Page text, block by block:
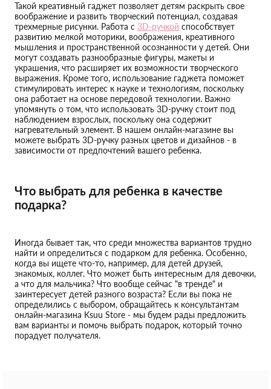
Такой креативный гаджет позволяет детям раскрыть свое
воображение и развить творческий потенциал, создавая
трехмерные рисунки. Работа с 3D-ручкой способствует
развитию мелкой моторики, воображения, креативного
мышления и пространственной осознанности у детей. Они
могут создавать разнообразные фигуры, макеты и
украшения, что расширяет их возможности творческого
выражения. Кроме того, использование гаджета поможет
стимулировать интерес к науке и технологиям, поскольку
она работает на основе передовой технологии. Важно
упомянуть о том, что использовать 3D-ручку стоит под
наблюдением взрослых, поскольку она содержит
нагревательный элемент. В нашем онлайн-магазине вы
можете выбрать 3D-ручку разных цветов и дизайнов - в
зависимости от предпочтений вашего ребенка.
Что выбрать для ребенка в качестве
подарка?
Иногда бывает так, что среди множества вариантов трудно
найти и определиться с подарком для ребенка. Особенно,
когда вы ищете что-то, например, для детей друзей,
знакомых, коллег. Что может быть интересным для девочки,
а что для мальчика? Что вообще сейчас "в тренде" и
заинтересует детей разного возраста? Если вы пока не
определились с выбором, обращайтесь к консультантам
онлайн-магазина Ksuu Store - мы будем рады предложить
вам варианты и помочь выбрать подарок, который точно
порадует получателя.